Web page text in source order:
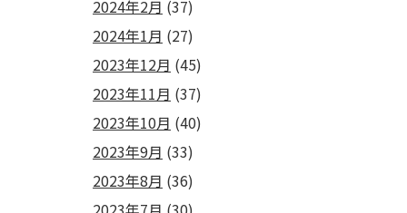
2024年2月 (37)
2024年1月 (27)
2023年12月 (45)
2023年11月 (37)
2023年10月 (40)
2023年9月 (33)
2023年8月 (36)